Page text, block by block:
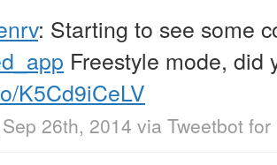
: Starting to see some
Freestyle mode, did
K5Cd9iCeLV
26th, 2014 via Tweetbot for